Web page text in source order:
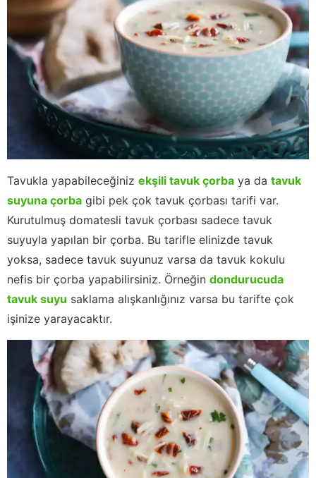
Tavukla yapabileceğiniz ekşili tavuk çorba ya da tavuk
suyuna çorba gibi pek çok tavuk çorbası tarifi var.
Kurutulmuş domatesli tavuk çorbası sadece tavuk
suyuyla yapılan bir çorba. Bu tarifle elinizde tavuk
yoksa, sadece tavuk suyunuz varsa da tavuk kokulu
nefis bir çorba yapabilirsiniz. Örneğin dondurucuda
tavuk suyu saklama alışkanlığınız varsa bu tarifte çok
işinize yarayacaktır.